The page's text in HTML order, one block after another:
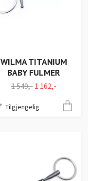
WILMA TITANIUM
BABY FULMER
1 549,- 1 162,-
Tilgjengelig